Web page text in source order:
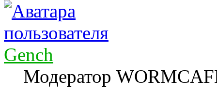
Gench
Модератор